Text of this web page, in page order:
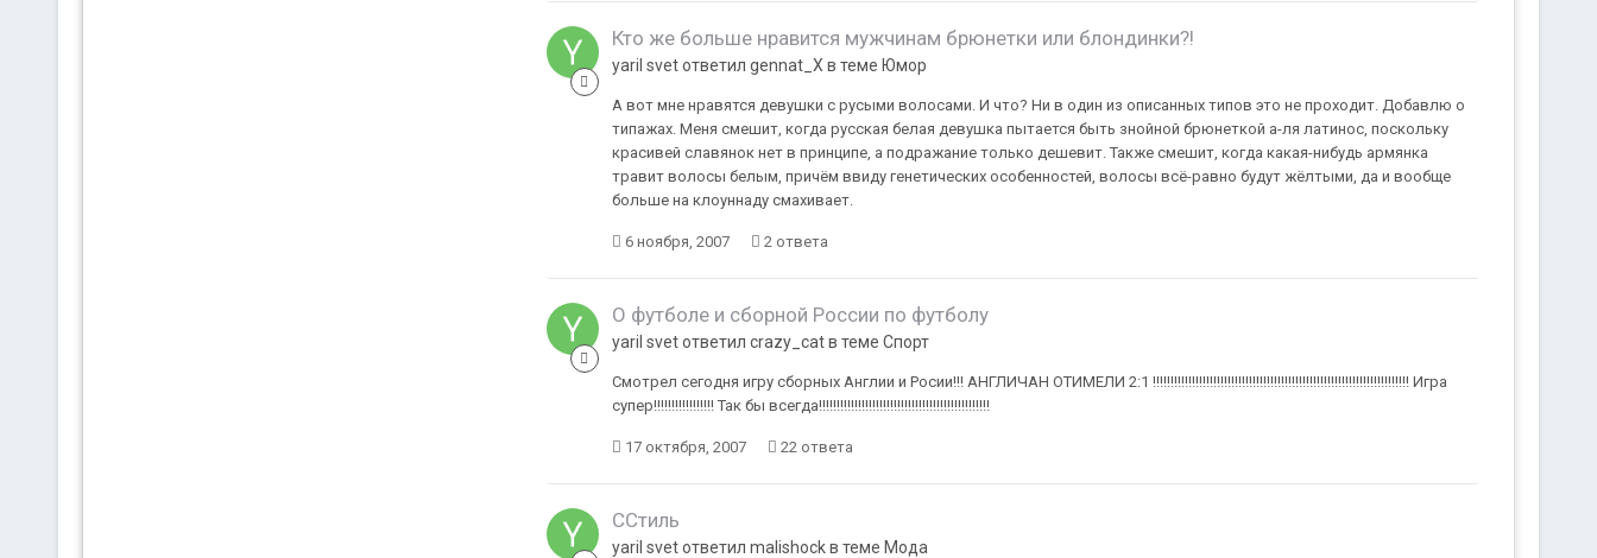
Кто же больше нравится мужчинам брюнетки или блондинки?!
yaril svet ответил gennat_X в теме Юмор
А вот мне нравятся девушки с русыми волосами. И что? Ни в один из описанных типов это не проходит. Добавлю о
типажах. Меня смешит, когда русская белая девушка пытается быть знойной брюнеткой а-ля латинос, поскольку
красивей славянок нет в принципе, а подражание только дешевит. Также смешит, когда какая-нибудь армянка
травит волосы белым, причём ввиду генетических особенностей, волосы всё-равно будут жёлтыми, да и вообще
больше на клоуннаду смахивает.
6 ноября, 2007 2 ответа
О футболе и сборной России по футболу
yaril svet ответил crazy_cat в теме Спорт
Смотрел сегодня игру сборных Англии и Росии!!! АНГЛИЧАН ОТИМЕЛИ 2:1 !!!!!!!!!!!!!!!!!!!!!!!!!!!!!!!!!!!!!!!!!!!!!!!!!!!!!!!!!!!!!!!!!!!!!!!! Игра
супер!!!!!!!!!!!!!!!!! Так бы всегда!!!!!!!!!!!!!!!!!!!!!!!!!!!!!!!!!!!!!!!!!!!!!!!!
17 октября, 2007 22 ответа
CСтиль
yaril svet ответил malishock в теме Мода